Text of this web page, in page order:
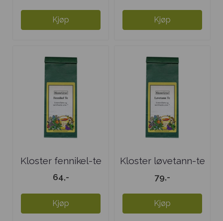
Kjøp Kjøp
Kloster fennikel-te
64,-
Kjøp
Kloster løvetann-te
79,-
Kjøp